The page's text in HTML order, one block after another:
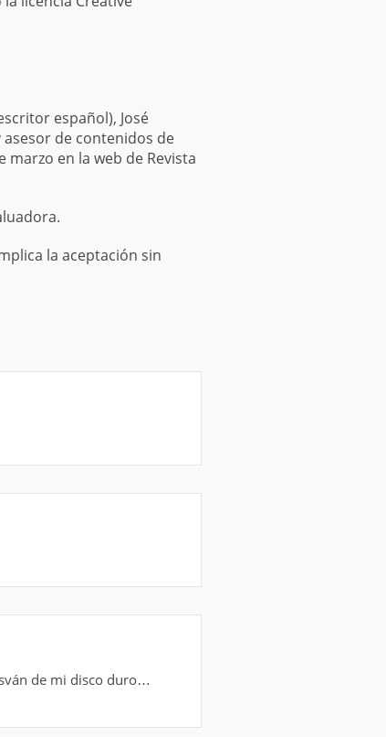
español), José
de contenidos de
marzo en la web de Revista
la aceptación sin
de mi disco duro…